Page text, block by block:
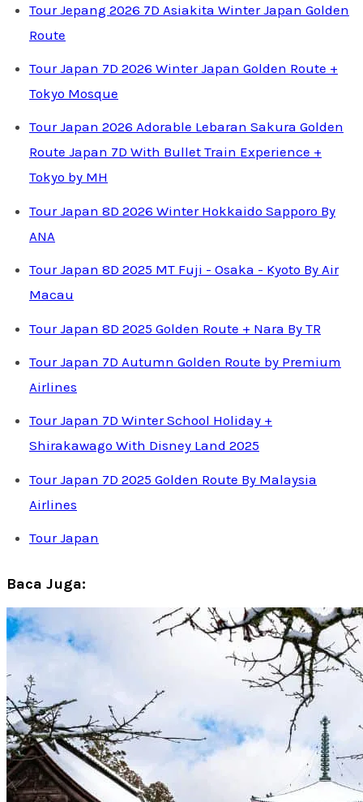
Tour Jepang 2026 7D Asiakita Winter Japan Golden
Route
Tour Japan 7D 2026 Winter Japan Golden Route +
Tokyo Mosque
Tour Japan 2026 Adorable Lebaran Sakura Golden
Route Japan 7D With Bullet Train Experience +
Tokyo by MH
Tour Japan 8D 2026 Winter Hokkaido Sapporo By
ANA
Tour Japan 8D 2025 MT Fuji - Osaka - Kyoto By Air
Macau
Tour Japan 8D 2025 Golden Route + Nara By TR
Tour Japan 7D Autumn Golden Route by Premium
Airlines
Tour Japan 7D Winter School Holiday +
Shirakawago With Disney Land 2025
Tour Japan 7D 2025 Golden Route By Malaysia
Airlines
Tour Japan
Baca Juga: